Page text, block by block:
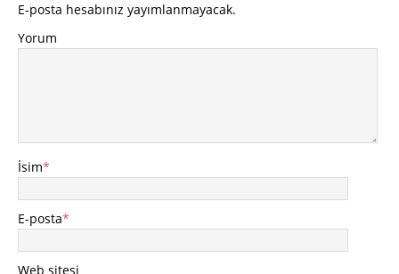
E-posta hesabınız yayımlanmayacak.
Yorum
İsim*
E-posta*
Web sitesi